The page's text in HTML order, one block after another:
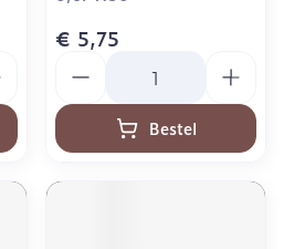
€ 5,75
Bestel